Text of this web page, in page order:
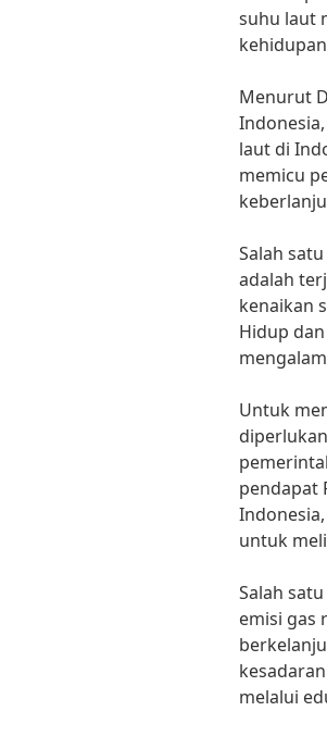
suhu laut
Menurut
laut di
memicu
Salah
adalah
kenaikan
Hidup
Untuk
pendapat
untuk
Salah
emisi gas
melalui